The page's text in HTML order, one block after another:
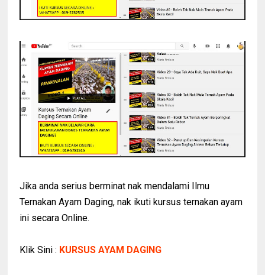
Jika anda serius berminat nak mendalami Ilmu
Ternakan Ayam Daging, nak ikuti kursus ternakan ayam
ini secara Online.
Klik Sini : KURSUS AYAM DAGING